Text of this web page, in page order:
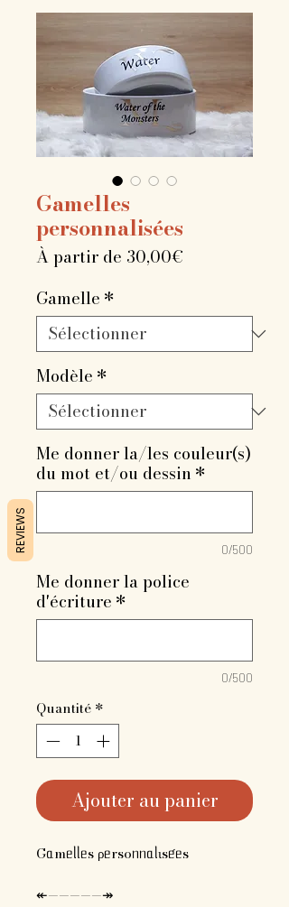
Gamelles
personnalisées
À partir de 30,00€
Gamelle *
Modèle *
Me donner la/les couleur(s)
du mot et/ou dessin *
0/500
Me donner la police
d'écriture *
0/500
Quantité *
Ajouter au panier
Gᥲmᥱᥣᥣᥱs ρᥱrsoᥒᥒᥲᥣιsᥱ́ᥱs
↞—————↠
REVIEWS